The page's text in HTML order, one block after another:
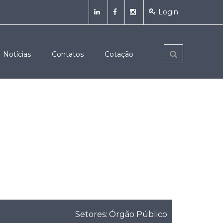
Login
Notícias Contatos Cotação
Setores: Órgão Público